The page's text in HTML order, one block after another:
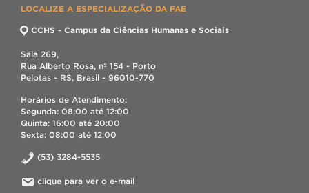
LOCALIZE A ESPECIALIZAÇÃO DA FAE
CCHS - Campus da Ciências Humanas e Sociais
Sala 269,
Rua Alberto Rosa, nº 154 - Porto
Pelotas - RS, Brasil - 96010-770
Horários de Atendimento:
Segunda: 08:00 até 12:00
Quinta: 16:00 até 20:00
Sexta: 08:00 até 12:00
(53) 3284-5535
clique para ver o e-mail